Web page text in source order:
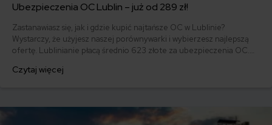
Ubezpieczenia OC Lublin – już od 289 zł!
Zastanawiasz się, jak i gdzie kupić najtańsze OC w Lublinie?
Wystarczy, że użyjesz naszej porównywarki i wybierzesz najlepszą
ofertę. Lublinianie płacą średnio 623 złote za ubezpieczenia OC.
korzystniejszej cenie. Najmniej, bo 289 złotych, zapłacił 47-letni
Czytaj więcej